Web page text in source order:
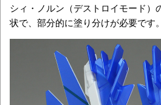
シィ・ノルン（デストロイモード）
状で、部分的に塗り分けが必要です。